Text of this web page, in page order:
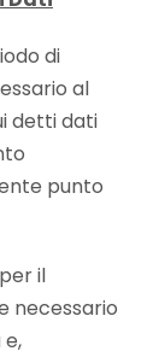
di
al
detti dati
punto
il
necessario